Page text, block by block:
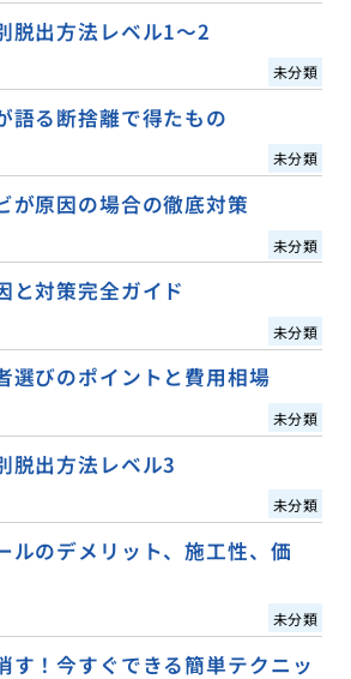
脱出方法レベル1〜2
未分類
語る断捨離で得たもの
未分類
が原因の場合の徹底対策
未分類
と対策完全ガイド
未分類
選びのポイントと費用相場
未分類
脱出方法レベル3
未分類
ルのデメリット、施工性、価
未分類
す！今すぐできる簡単テクニッ